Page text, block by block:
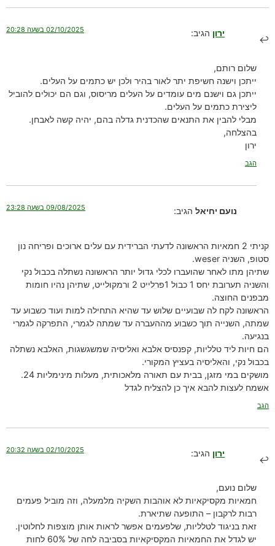
ירון הגיב: 02/10/2025 בשעה 20:28
שלום רותם,
ייתכן וישנה חשיפת יתר לאור בהיר ולכן יש כתמים על העלים.
ייתכן גם וישנם מים עומדים על העלים מריסוס, וגם הם יכולים להוביל
ליצירת כתמים על העלים.
מבלי להבין את התנאים שהכדנית גדלה בהם, יהיה קשה לאבחן.
בהצלחה,
ירון
הגב
נועם יחיאל הגיב: 09/08/2025 בשעה 23:28
קניתי 2 חמאיות הראשונה לדעתי הברידית עם עלים ארוכים ופריחה נון
סטופ, השניה weser.
שתיהן מתו לאחר שהועברו לכלי גדול יותר הראשונה נשתלה בכבול נקי
והשניה תערובת יחס 1 כבול 1פרלייט 2 ורמקולייט, שתיהן נהיו חומות
מבפנים החוצה.
הראשונה לקח לה שבועיים שלוש עד שהיא התחילה למות ועוד כשבוע עד
שמתה, השנייה תוך כשבוע מההעברה עד שמתה לגמרי, התפרקה לגמרי
בנגיעה.
הם חיות ליד טלליות, קפנסיס אלבא ואליסיה שמשגשגות, האלבא נשתלה
בכבול נקי, והאליסיה בעציץ המקורי.
מושקים במי מזגן, בבית עם תאורה מלאכותית, מעלות מינימליות 24.
אשמח לעצות להבא איך כן להצליח לגדל
הגב
ירון הגיב: 02/10/2025 בשעה 20:32
שלום נועם,
חמאיות מקסיקאיות לא אוהבות השקיה מלמעלה, וזה מוביל פעמים
רבות לרקבון – התופעה שתיארת.
זאת בניגוד לטלליות, שלפעמים אפשר לראות אותן מוצפות לחלוטין.
יש לגדל את החמאיות המקסיקאיות בסביבה לחה של 60% לחות